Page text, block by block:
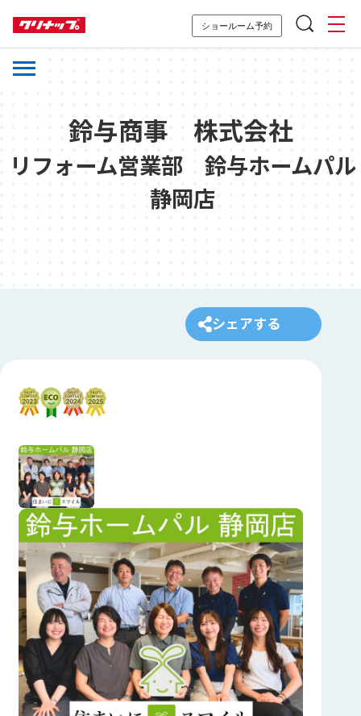
ショールーム予約
鈴与商事 株式会社
リフォーム営業部 鈴与ホームパル
静岡店
シェアする